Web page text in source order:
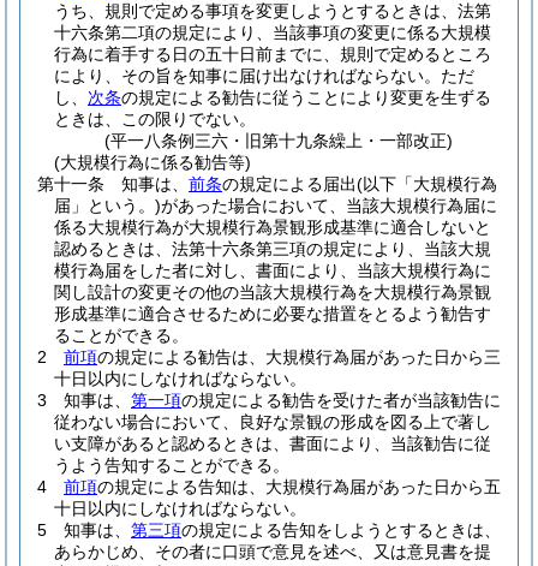
うち、規則で定める事項を変更しようとするときは、法第
十六条第二項の規定により、当該事項の変更に係る大規模
行為に着手する日の五十日前までに、規則で定めるところ
により、その旨を知事に届け出なければならない。 ただ
し、 次条の規定による勧告に従うことにより変更を生ずる
ときは、この限りでない。
(平一八条例三六・旧第十九条繰上・一部改正)
(大規模行為に係る勧告等)
第十一条
知事は、 前条の規定による届出(以下「大規模行為
届」という。)があった場合において、当該大規模行為届に
係る大規模行為が大規模行為景観形成基準に適合しないと
認めるときは、法第十六条第三項の規定により、当該大規
模行為届をした者に対し、書面により、当該大規模行為に
関し設計の変更その他の当該大規模行為を大規模行為景観
形成基準に適合させるために必要な措置をとるよう勧告す
ることができる。
2
前項の規定による勧告は、大規模行為届があった日から三
十日以内にしなければならない。
3
知事は、 第一項の規定による勧告を受けた者が当該勧告に
従わない場合において、良好な景観の形成を図る上で著し
い支障があると認めるときは、書面により、当該勧告に従
うよう告知することができる。
4
前項の規定による告知は、大規模行為届があった日から五
十日以内にしなければならない。
5
知事は、 第三項の規定による告知をしようとするときは、
あらかじめ、その者に口頭で意見を述べ、又は意見書を提